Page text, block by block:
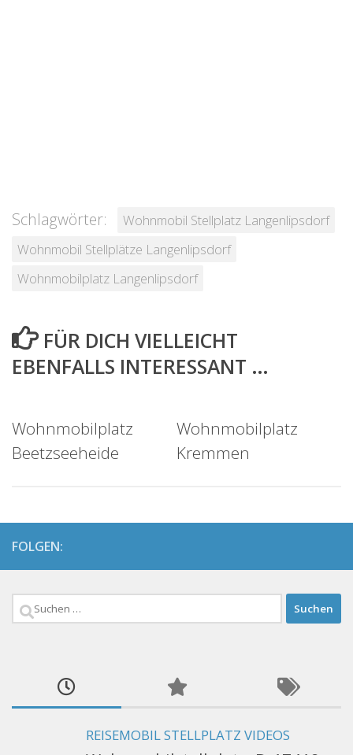
Schlagwörter:
Wohnmobil Stellplatz Langenlipsdorf
Wohnmobil Stellplätze Langenlipsdorf
Wohnmobilplatz Langenlipsdorf
FÜR DICH VIELLEICHT
EBENFALLS INTERESSANT …
Wohnmobilplatz
Beetzseeheide
Wohnmobilplatz
Kremmen
FOLGEN:
Suchen
REISEMOBIL STELLPLATZ VIDEOS